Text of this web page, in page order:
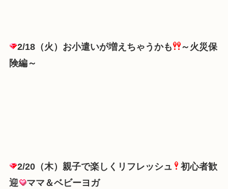
2/18（火）お小遣いが増えちゃうかも
～火災保
険編～
2/20（木）親子で楽しくリフレッシュ
初心者歓
迎
ママ＆ベビーヨガ